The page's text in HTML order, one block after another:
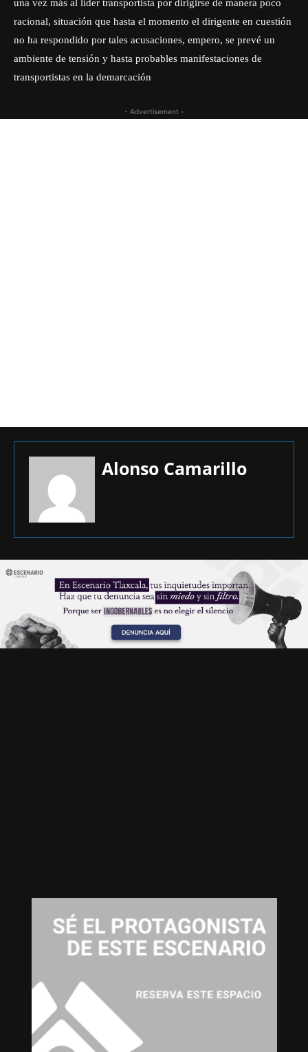
una vez más al líder transportista por dirigirse de manera poco
racional, situación que hasta el momento el dirigente en cuestión
no ha respondido por tales acusaciones, empero, se prevé un
ambiente de tensión y hasta probables manifestaciones de
transportistas en la demarcación
- Advertisement -
Alonso Camarillo